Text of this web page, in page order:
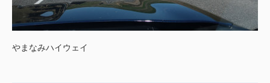
やまなみハイウェイ